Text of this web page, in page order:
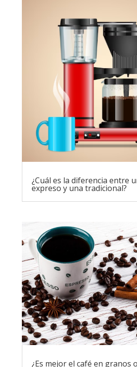
¿Cuál es la diferencia entre
expreso y una tradicional?
¿Es mejor el café en granos